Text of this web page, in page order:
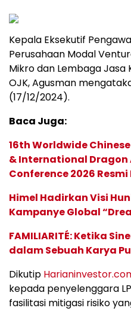
Kepala Eksekutif
Perusahaan Modal
Mikro dan Lembaga Jasa
OJK, Agusman
(17/12/2024).
Baca Juga:
16th Worldwide
& International Dragon
Conference 2026
Himel Hadirkan Visi
Kampanye Global
FAMILIARITÉ: Ketika
dalam Sebuah Karya
Dikutip
kepada penyelenggara
fasilitasi mitigasi risiko